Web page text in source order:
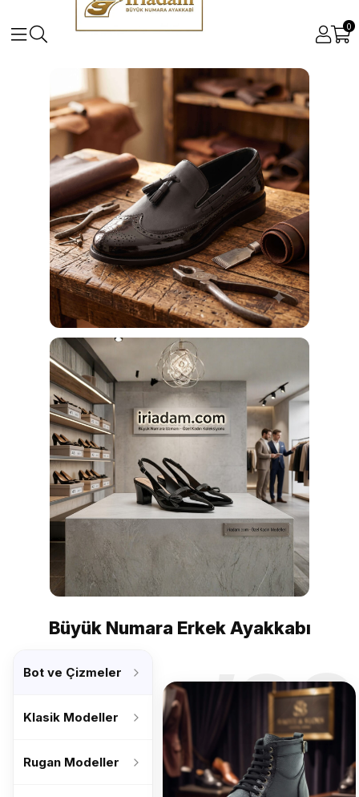
0
Büyük ve Küçük Numara Kadın ve Erkek Ayakkabı
Büyük Numara Erkek Ayakkabı
Bot ve Çizmeler
Klasik Modeller
Rugan Modeller ’26